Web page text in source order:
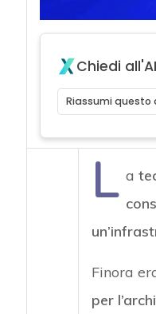
Chiedi all'AI
Riassumi questo
L a
Finora
per